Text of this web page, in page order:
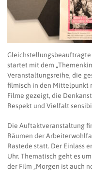
Gleichstellungsbeauftragte
startet mit dem
Veranstaltungsreihe, die
filmisch in den Mittelpunkt
Filme gezeigt, die
Respekt und Vielfalt
Die Auftaktveranstaltung
Räumen der
Rastede statt. Der Einlass
Uhr. Thematisch geht es
der Film „Morgen ist auch